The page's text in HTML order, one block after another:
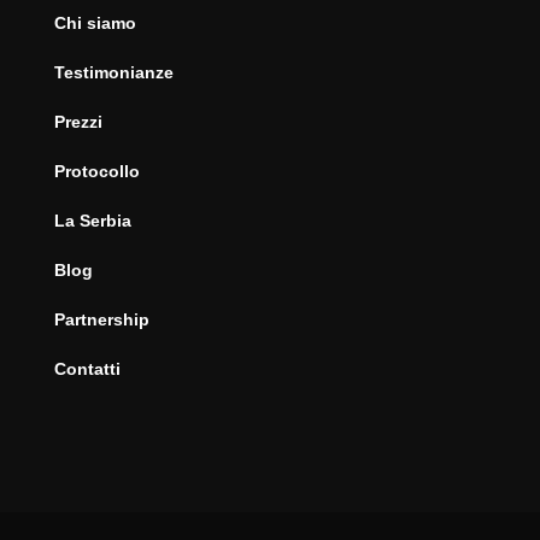
Chi siamo
Testimonianze
Prezzi
Protocollo
La Serbia
Blog
Partnership
Contatti